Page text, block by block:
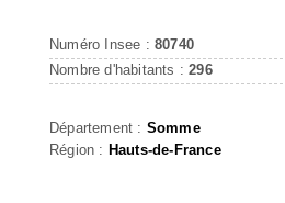
Numéro Insee : 80740
Nombre d'habitants :296
Département : Somme
Région : Hauts-de-France